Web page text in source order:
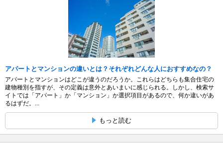
アパートとマンションの違いとは？それぞれどんな人におすすめなの？
アパートとマンションはどこが違うのだろうか。これらはどちらも集合住宅の
建物種別を指すが、その定義は意外とあいまいに感じられる。しかし、検索サ
イトでは「アパート」か「マンション」か選択項目があるので、何か違いがあ
るはずだ。...
もっと読む